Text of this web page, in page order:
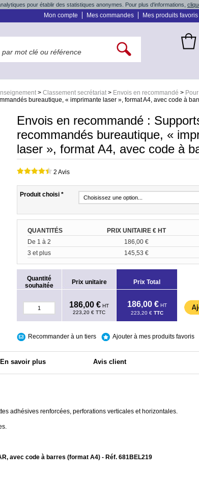
pour établir des statistiques anonymes. Pour plus d'informations,
Mon compte Mes commandes Mes produits favoris
> Classement secrétariat > Envois en recommandé >
bureautique, « imprimante laser », format A4, avec code à
Envois en recommandé :
recommandés bureautique, «
laser », format A4, avec code à
2 Avis
Produit choisi *
QUANTITÉS PRIX UNITAIRE € HT
De 1 à 2
186,00 €
3 et plus
145,53 €
Quantité
souhaitée
Prix unitaire Prix Total
186,00 € HT
223,20 € TTC
186,00 € HT
223,20 € TTC
Recommander à un tiers Ajouter à mes produits favoris
En savoir plus Avis client
adhésives renforcées, perforations verticales et horizontales.
avec code à barres (format A4) - Réf. 681BEL219